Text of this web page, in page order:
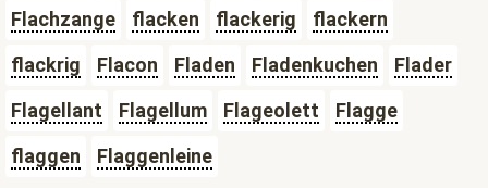
Flachzange
flacken flackerig
flackern
flackrig
Flacon Fladen Fladenkuchen
Flader
Flagellant
Flagellum Flageolett
Flagge
flaggen
Flaggenleine